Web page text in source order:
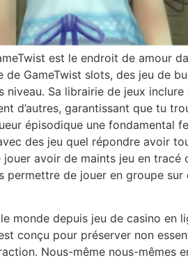
est le endroit de amour
GameTwist slots, des jeu de
Sa librairie de jeux inclure
d’autres, garantissant que tu
épisodique une fondamental
des jeu quel répondre avoir
avoir de maints jeu en tracé
de jouer en groupe sur
monde depuis jeu de casino en
conçu pour préserver non
Nous-même nous-mêmes